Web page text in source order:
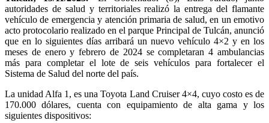
autoridades de salud y territoriales realizó la entrega del flamante
vehículo de emergencia y atención primaria de salud, en un emotivo
acto protocolario realizado en el parque Principal de Tulcán, anunció
que en lo siguientes días arribará un nuevo vehículo 4×2 y en los
meses de enero y febrero de 2024 se completaran 4 ambulancias
más para completar el lote de seis vehículos para fortalecer el
Sistema de Salud del norte del país.
La unidad Alfa 1, es una Toyota Land Cruiser 4×4, cuyo costo es de
170.000 dólares, cuenta con equipamiento de alta gama y los
siguientes dispositivos: